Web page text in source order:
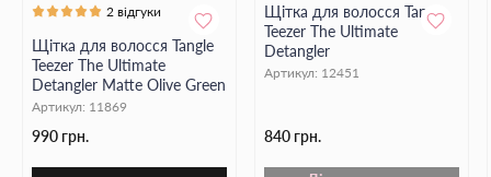
2 відгуки
Щітка для волосся Tangle
Teezer The Ultimate
Detangler Matte Olive Green
Артикул: 11869
990 грн.
Щітка для волосся Tangle
Teezer The Ultimate
Detangler
Артикул: 12451
840 грн.